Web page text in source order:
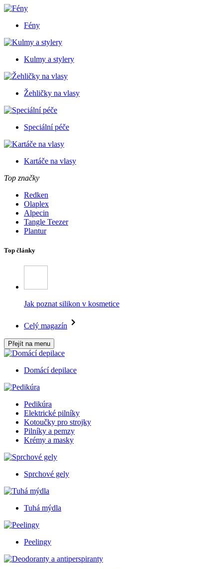
Fény
Kulmy a stylery
Žehličky na vlasy
Speciální péče
Kartáče na vlasy
Top značky
Redken
Olaplex
Alpecin
Tangle Teezer
Plantur
Top články
Jak poznat silikon v kosmetice
Celý magazín
Přejít na menu
Domácí depilace
Pedikúra
Elektrické pilníky
Kotoučky pro strojky
Pilníky a pemzy
Krémy a masky
Sprchové gely
Tuhá mýdla
Peelingy